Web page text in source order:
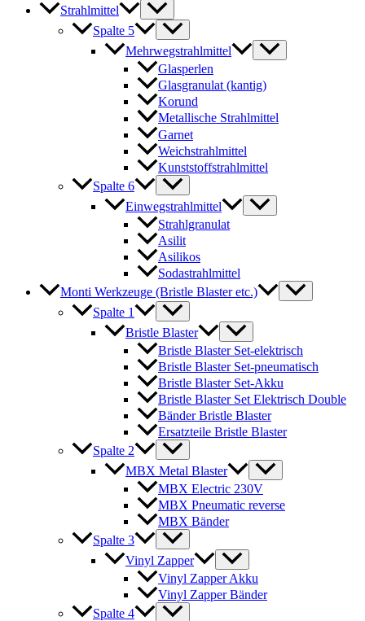
Strahlmittel
Spalte 5
Mehrwegstrahlmittel
Glasperlen
Glasgranulat (kantig)
Korund
Metallische Strahlmittel
Garnet
Weichstrahlmittel
Kunststoffstrahlmittel
Spalte 6
Einwegstrahlmittel
Strahlgranulat
Asilit
Asilikos
Sodastrahlmittel
Monti Werkzeuge (Bristle Blaster etc.)
Spalte 1
Bristle Blaster
Bristle Blaster Set-elektrisch
Bristle Blaster Set-pneumatisch
Bristle Blaster Set-Akku
Bristle Blaster Set Elektrisch Double
Bänder Bristle Blaster
Ersatzteile Bristle Blaster
Spalte 2
MBX Metal Blaster
MBX Electric 230V
MBX Pneumatic reverse
MBX Bänder
Spalte 3
Vinyl Zapper
Vinyl Zapper Akku
Vinyl Zapper Bänder
Spalte 4